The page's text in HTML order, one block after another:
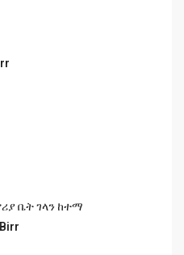
ቤት ገላን ከተማ